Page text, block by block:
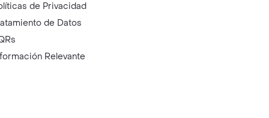
de Privacidad
de Datos
Relevante